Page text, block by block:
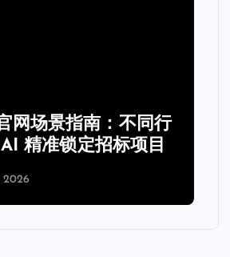
网场景指南：不同行
精准锁定招标项目
2026